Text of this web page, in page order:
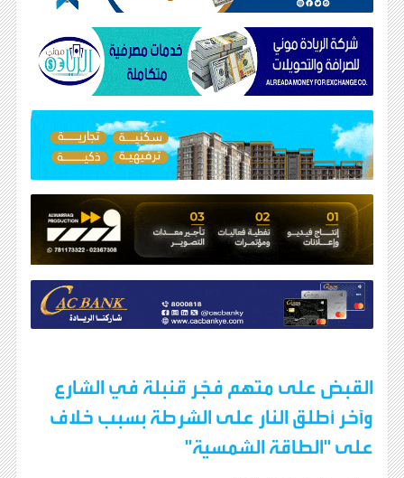
القبض على متهم فجّر قنبلة في الشارع
وآخر أطلق النار على الشرطة بسبب خلاف
على "الطاقة الشمسية"